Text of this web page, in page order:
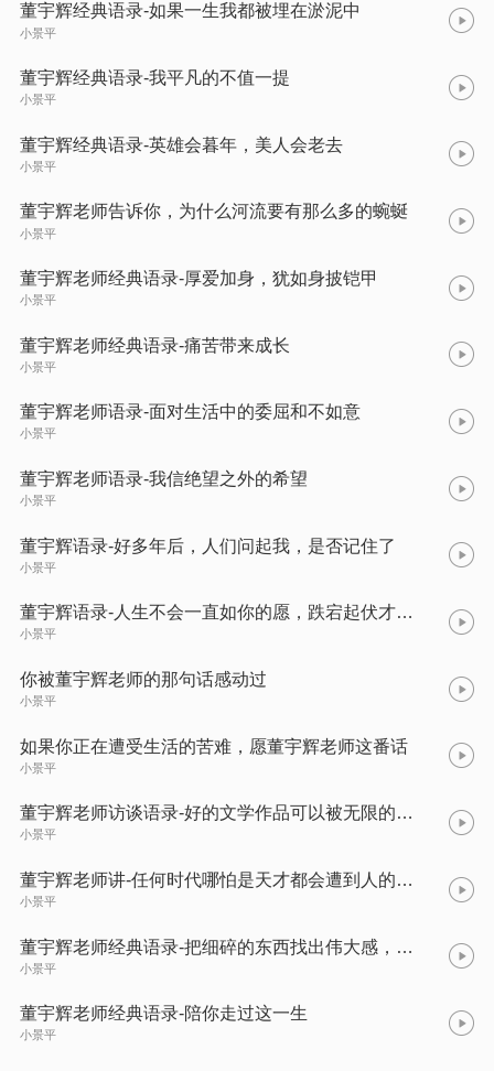
董宇辉经典语录-如果一生我都被埋在淤泥中
小景平
董宇辉经典语录-我平凡的不值一提
小景平
董宇辉经典语录-英雄会暮年，美人会老去
小景平
董宇辉老师告诉你，为什么河流要有那么多的蜿蜒
小景平
董宇辉老师经典语录-厚爱加身，犹如身披铠甲
小景平
董宇辉老师经典语录-痛苦带来成长
小景平
董宇辉老师语录-面对生活中的委屈和不如意
小景平
董宇辉老师语录-我信绝望之外的希望
小景平
董宇辉语录-好多年后，人们问起我，是否记住了
小景平
董宇辉语录-人生不会一直如你的愿，跌宕起伏才是人生
小景平
你被董宇辉老师的那句话感动过
小景平
如果你正在遭受生活的苦难，愿董宇辉老师这番话
小景平
董宇辉老师访谈语录-好的文学作品可以被无限的解读，每个人都能从中看到自己。
小景平
董宇辉老师讲-任何时代哪怕是天才都会遭到人的妒忌和陷害，不要为这些所重伤。
小景平
董宇辉老师经典语录-把细碎的东西找出伟大感，把平淡的东西找出浪漫感。
小景平
董宇辉老师经典语录-陪你走过这一生
小景平